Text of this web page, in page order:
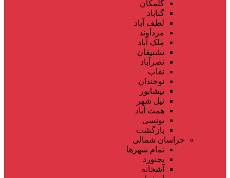
گلمکان
گناباد
لطف آباد
مزدآوند
ملک آباد
نشتیفان
نصرآباد
نقاب
نوخندان
نیشابور
نیل شهر
همت آباد
یونسی
بازگشت
خراسان شمالی
تمام شهر‌ها
بجنورد
آشخانه